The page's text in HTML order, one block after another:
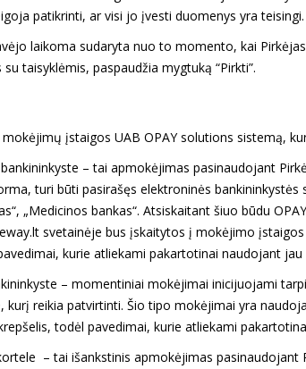
patikrinti, ar visi jo įvesti duomenys yra teisingi.
laikoma sudaryta nuo to momento, kai
taisyklėmis, paspaudžia mygtuką “Pirkti”.
įstaigos UAB OPAY solutions sistemą,
– tai apmokėjimas pasinaudojant
turi būti pasirašęs elektroninės bankininkystės
„Medicinos bankas“. Atsiskaitant šiuo būdu
svetainėje bus įskaitytos į mokėjimo
kurie atliekami pakartotinai naudojant
– momentiniai mokėjimai inicijuojami
reikia patvirtinti. Šio tipo mokėjimai yra
todėl pavedimai, kurie atliekami
– tai išankstinis apmokėjimas